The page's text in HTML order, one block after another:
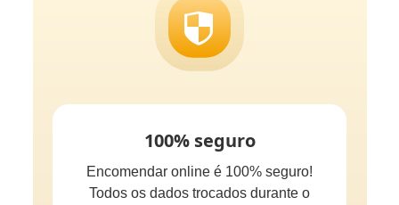
100% seguro
Encomendar online é 100% seguro!
Todos os dados trocados durante o